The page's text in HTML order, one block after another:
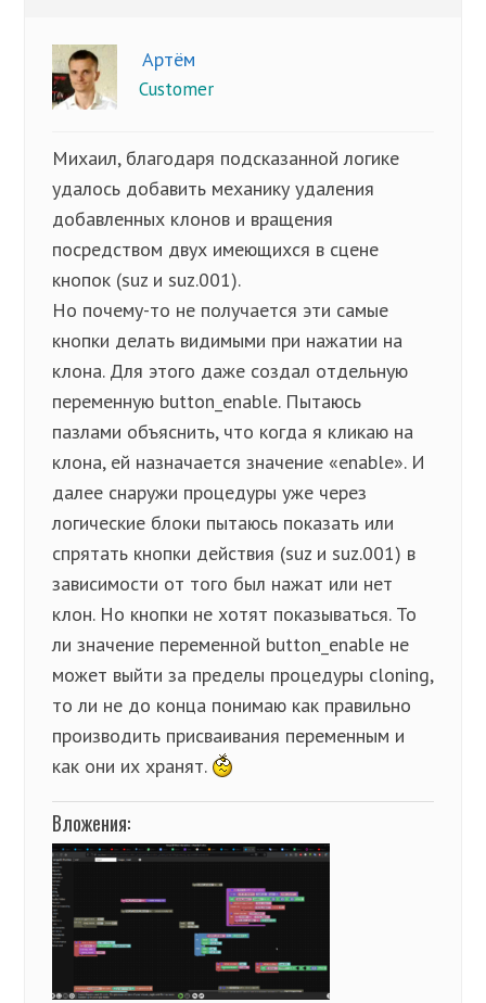
Артём
Customer
Михаил, благодаря подсказанной логике
удалось добавить механику удаления
добавленных клонов и вращения
посредством двух имеющихся в сцене
кнопок (suz и suz.001).
Но почему-то не получается эти самые
кнопки делать видимыми при нажатии на
клона. Для этого даже создал отдельную
переменную button_enable. Пытаюсь
пазлами объяснить, что когда я кликаю на
клона, ей назначается значение «enable». И
далее снаружи процедуры уже через
логические блоки пытаюсь показать или
спрятать кнопки действия (suz и suz.001) в
зависимости от того был нажат или нет
клон. Но кнопки не хотят показываться. То
ли значение переменной button_enable не
может выйти за пределы процедуры cloning,
то ли не до конца понимаю как правильно
производить присваивания переменным и
как они их хранят.
Вложения: